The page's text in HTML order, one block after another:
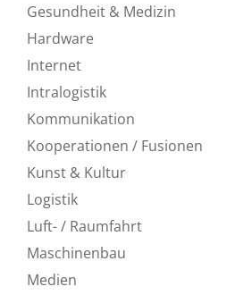
Gesundheit & Medizin
Hardware
Internet
Intralogistik
Kommunikation
Kooperationen / Fusionen
Kunst & Kultur
Logistik
Luft- / Raumfahrt
Maschinenbau
Medien